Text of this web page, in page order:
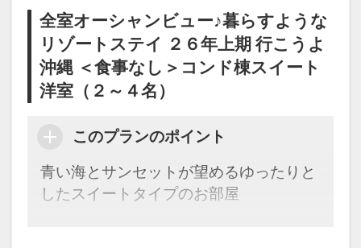
「空室照会結果確認画面」でご確認くだ
さい。
【９０日前までの申込がお得】早期申込
割引がございます
ご宿泊の９０日前までにお申し込みにな
ると
１泊につきおひとり様１，５００円引
全室オーシャンビュー♪暮らすような
リゾートステイ ２６年上期 行こうよ
沖縄 ＜食事なし＞コンド棟スイート
洋室（２～４名）
このプランのポイント
青い海とサンセットが望めるゆったりと
したスイートタイプのお部屋